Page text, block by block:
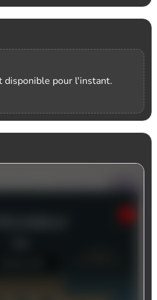
disponible pour l'instant.